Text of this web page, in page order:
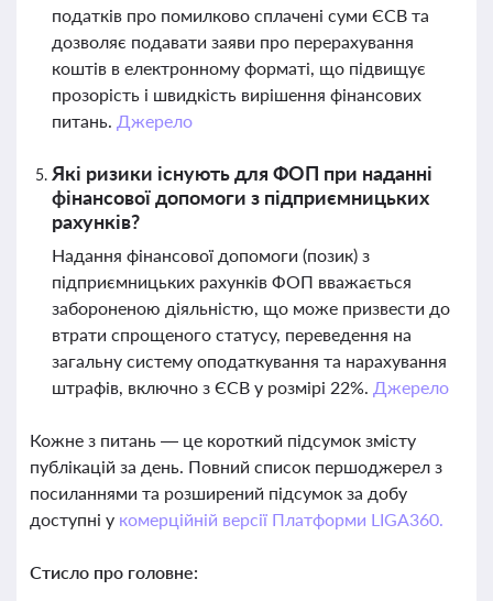
податків про помилково сплачені суми ЄСВ та
дозволяє подавати заяви про перерахування
коштів в електронному форматі, що підвищує
прозорість і швидкість вирішення фінансових
питань. Джерело
Які ризики існують для ФОП при наданні
фінансової допомоги з підприємницьких
рахунків?
Надання фінансової допомоги (позик) з
підприємницьких рахунків ФОП вважається
забороненою діяльністю, що може призвести до
втрати спрощеного статусу, переведення на
загальну систему оподаткування та нарахування
штрафів, включно з ЄСВ у розмірі 22%. Джерело
Кожне з питань — це короткий підсумок змісту
публікацій за день. Повний список першоджерел з
посиланнями та розширений підсумок за добу
доступні у комерційній версії Платформи LIGA360.
Стисло про головне: